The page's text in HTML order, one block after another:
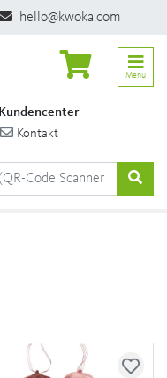
hello@kwoka.com
Kundencenter
Kontakt
Menü